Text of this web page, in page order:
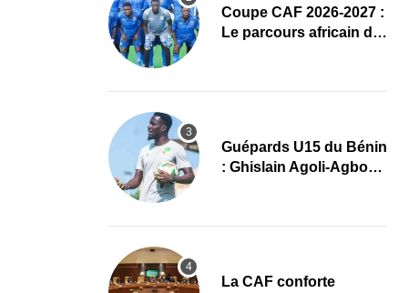
Coupe CAF 2026-2027 :
Le parcours africain de
Guépards U15 du Bénin
: Ghislain Agoli-Agbo
La CAF conforte